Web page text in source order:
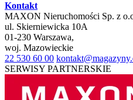
Kontakt
MAXON Nieruchomości Sp. z
ul. Skierniewicka 10A
01-230 Warszawa,
woj. Mazowieckie
22 530 60 00
SERWISY PARTNERSKIE